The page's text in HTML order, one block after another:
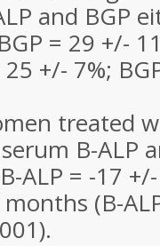
and BGP
= 29 +/-
+/- 7%;
treated
B-ALP
ALP = -17
(B-